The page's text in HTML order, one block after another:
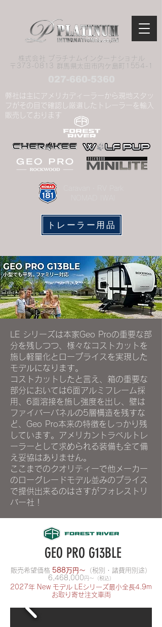
株式会社 プラチナムインターナショナル
​〒373-0813 群馬県太田市内ケ島町1554-1
トレーラー用品
弊社は主にアメリカディーラーから現地スタッ
フがその目で確認し厳選したトレーラーを輸入
販売しております
LE シリーズは本家Geo Proの重要な部
分を残しつつ、様々なコストカットを
施し軽量化とロープライスを実現した
モデルになります。
コストカットしたと言え、箱の重要な
部分においては6面アルミフレーム採
用、6面溶接を施し強度を出し、壁は
ファイバーパネルの5層構造を残すな
ど、Geo Pro本来の特徴をしっかり残
しています。アメリカントラベルトレ
ーラーとして求められる装備も全て備
え妥協はありません。
​ここまでのクオリティーで他メーカー
のローグレードモデル並みのプライス
で提供出来るのはさすがフォレストリ
バー社！
GEO PRO G13BLE
販売希望価格 588万円～ （税別・諸費用別途）
​6,468,000 円～（税込）
2027年 New モデル LEシリーズ最小全長4.9m
​お取り寄せ注文車両